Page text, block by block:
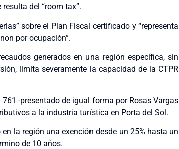
del “room tax”.
sobre el Plan Fiscal certificado y “representa
por ocupación”.
generados en una región específica, sin
limita severamente la capacidad de la CTPR
-presentado de igual forma por Rosas Vargas
a la industria turística en Porta del Sol.
la región una exención desde un 25% hasta un
de 10 años.